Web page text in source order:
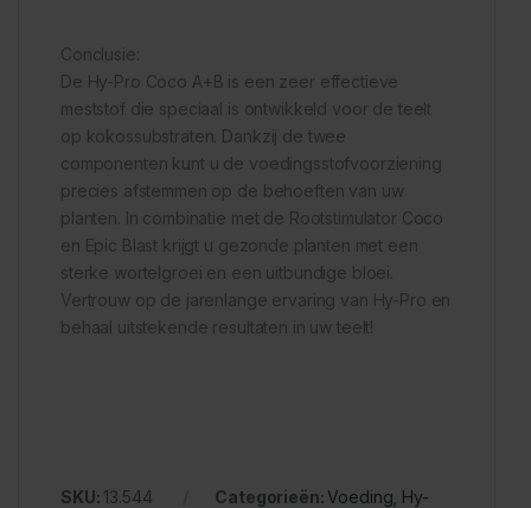
Conclusie:
De Hy-Pro Coco A+B is een zeer effectieve
meststof die speciaal is ontwikkeld voor de teelt
op kokossubstraten. Dankzij de twee
componenten kunt u de voedingsstofvoorziening
precies afstemmen op de behoeften van uw
planten. In combinatie met de Rootstimulator Coco
en Epic Blast krijgt u gezonde planten met een
sterke wortelgroei en een uitbundige bloei.
Vertrouw op de jarenlange ervaring van Hy-Pro en
behaal uitstekende resultaten in uw teelt!
SKU:13.544 Categorieën:Voeding Hy-